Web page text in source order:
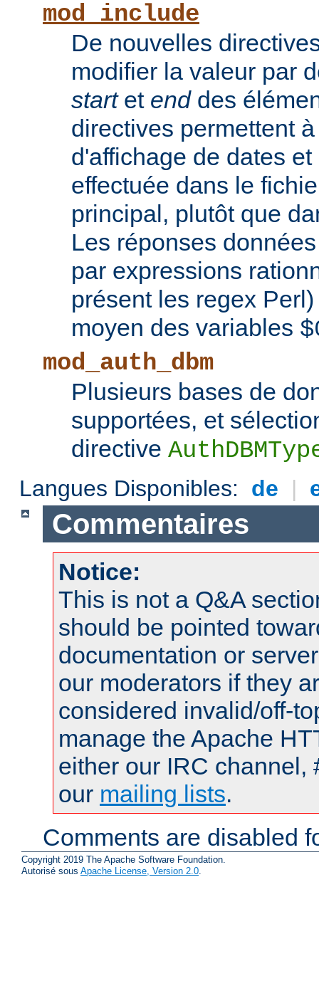
mod_include
De nouvelles
modifier la valeur par
startet enddes
directives permettent
d'affichage de dates
effectuée dans le
principal, plutôt que
Les réponses
par expressions
présent les regex
moyen des variables
mod_auth_dbm
Plusieurs bases de
supportées, et
directive
Langues Disponibles: de |
Commentaires
Notice:
This is not a Q&A
should be pointed
documentation or
our moderators if they
considered invalid/off-
manage the Apache
either our IRC channel,
our mailing lists.
Comments are disabled
Copyright 2019 The Apache Software Foundation.
Autorisé sous Apache License, Version 2.0